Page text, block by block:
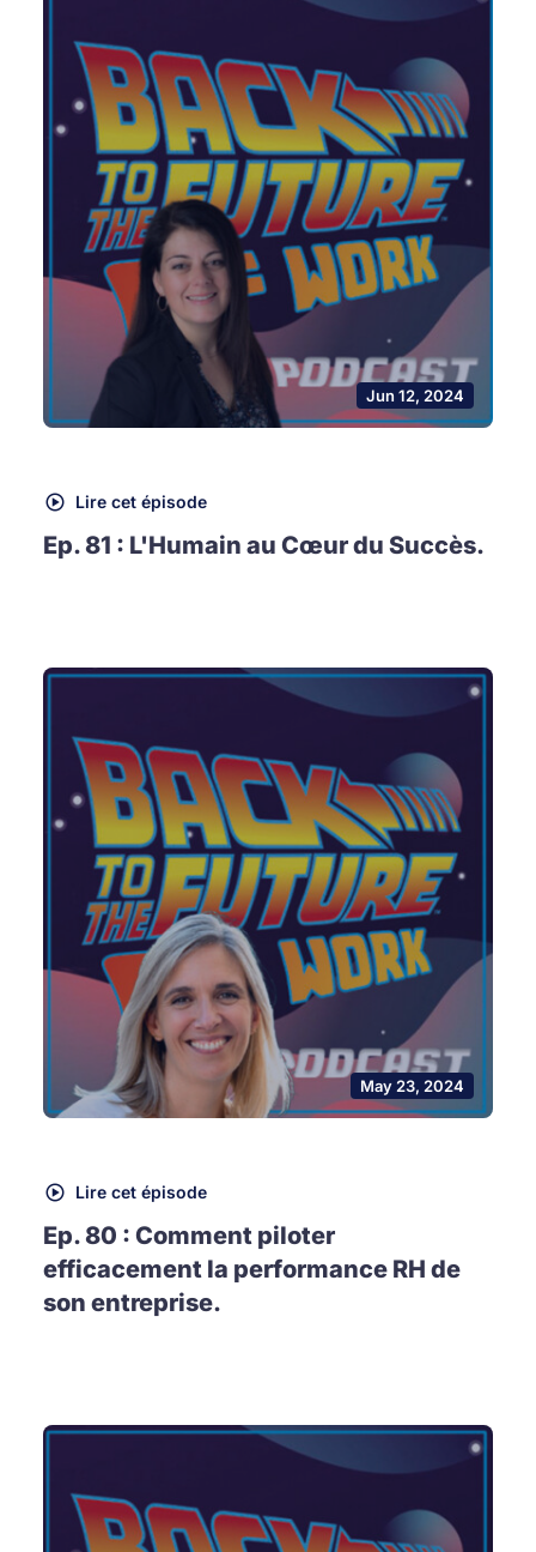
Jun 12, 2024
Lire cet épisode
Ep. 81 : L'Humain au Cœur du Succès.
May 23, 2024
Lire cet épisode
Ep. 80 : Comment piloter
efficacement la performance RH de
son entreprise.